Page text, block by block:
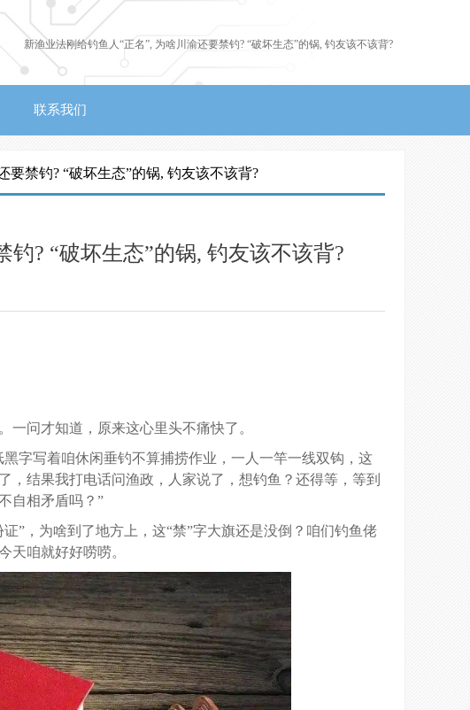
新渔业法刚给钓鱼人“正名”, 为啥川渝还要禁钓? “破坏生态”的锅, 钓友该不该背?
联系我们
要禁钓? “破坏生态”的锅, 钓友该不该背?
? “破坏生态”的锅, 钓友该不该背?
问才知道，原来这心里头不痛快了。
字写着咱休闲垂钓不算捕捞作业，一人一竿一线双钩，这
结果我打电话问渔政，人家说了，想钓鱼？还得等，等到
自相矛盾吗？”
”，为啥到了地方上，这“禁”字大旗还是没倒？咱们钓鱼佬
天咱就好好唠唠。